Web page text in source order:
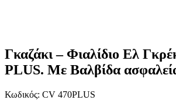
Γκαζάκι – Φιαλίδιο Ελ
PLUS. Με Βαλβίδα
Κωδικός: CV 470PLUS